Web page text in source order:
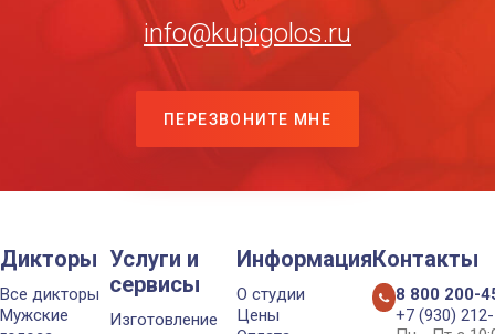
info@kupigolos.ru
ПЕРЕЗВОНИТЕ МНЕ
Дикторы
Все дикторы
Мужские
Услуги и
сервисы
Изготовление
Информация
О студии
Цены
Контакты
8 800 200-
+7 (930)